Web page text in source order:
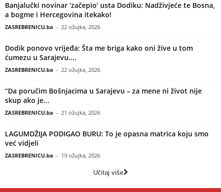
Banjalučki novinar ‘začepio’ usta Dodiku: Nadživjeće te Bosna,
a bogme i Hercegovina itekako!
ZASREBRENICU.ba - 22 ožujka, 2026
Dodik ponovo vrijeđa: Šta me briga kako oni žive u tom
ćumezu u Sarajevu....
ZASREBRENICU.ba - 22 ožujka, 2026
“Da poručim Bošnjacima u Sarajevu – za mene ni život nije
skup ako je...
ZASREBRENICU.ba - 21 ožujka, 2026
LAGUMDŽIJA PODIGAO BURU: To je opasna matrica koju smo
već vidjeli
ZASREBRENICU.ba - 19 ožujka, 2026
Učitaj više